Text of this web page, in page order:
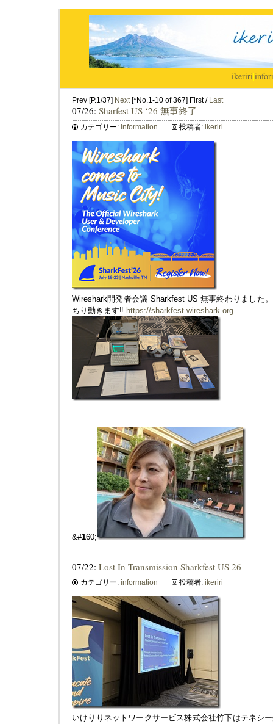
ikeriri|
Prev [P.1/37] Next[*No.1-10 of 367] First / Last
07/26: Sharfest US ‘26 無事終了
カテゴリー: information 投稿者: ikeriri
Wireshark開発者会議 Sharkfest US 無事終わりました
ちり動きます‼︎ https://sharkfest.wireshark.org
&#160;
07/22: Lost In Transmission Sharkfest US 26
カテゴリー: information 投稿者: ikeriri
いけりりネットワークサービス株式会社竹下はテネシ